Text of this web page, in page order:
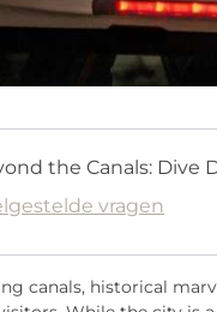
the Canals: Dive
vragen
canals, historical